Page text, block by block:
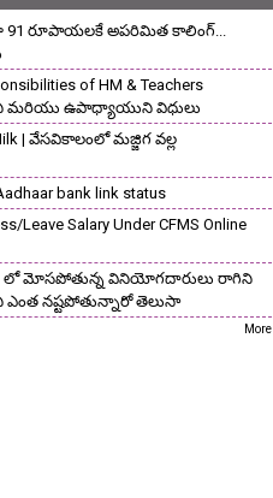
91 రూపాయలకే అపరిమిత కాలింగ్...
of HM & Teachers
మరియు ఉపాధ్యాయుని విధులు
| వేసవికాలంలో మజ్జిగ వల్ల
bank link status
Leave Salary Under CFMS Online
లో మోసపోతున్న వినియోగదారులు రాగిని
ఎంత నష్టపోతున్నారో తెలుసా
More